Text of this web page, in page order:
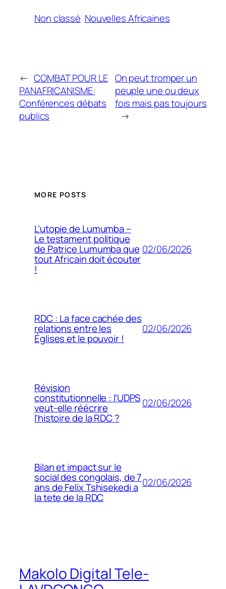
Non classé Nouvelles Africaines
← COMBAT POUR LE
PANAFRICANISME:
Conférences débats
publics
On peut tromper un
peuple une ou deux
fois mais pas toujours
→
MORE POSTS
L’utopie de Lumumba –
Le testament politique
de Patrice Lumumba que
tout Africain doit écouter
!
02/06/2026
RDC : La face cachée des
relations entre les
Églises et le pouvoir !
02/06/2026
Révision
constitutionnelle : l’UDPS
veut-elle réécrire
l’histoire de la RDC ?
02/06/2026
Bilan et impact sur le
social des congolais, de 7
ans de Felix Tshisekedi a
la tete de la RDC
02/06/2026
Makolo Digital Tele-